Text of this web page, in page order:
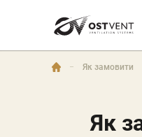
Як замовити
Як